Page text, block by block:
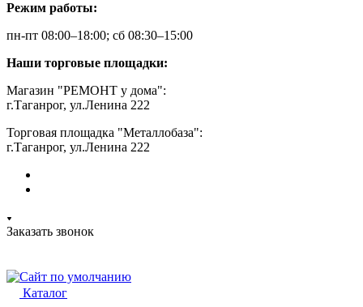
Режим работы:
пн-пт 08:00–18:00; сб 08:30–15:00
Наши торговые площадки:
Магазин "РЕМОНТ у дома":
г.Таганрог, ул.Ленина 222
Торговая площадка "Металлобаза":
г.Таганрог, ул.Ленина 222
Заказать звонок
Каталог